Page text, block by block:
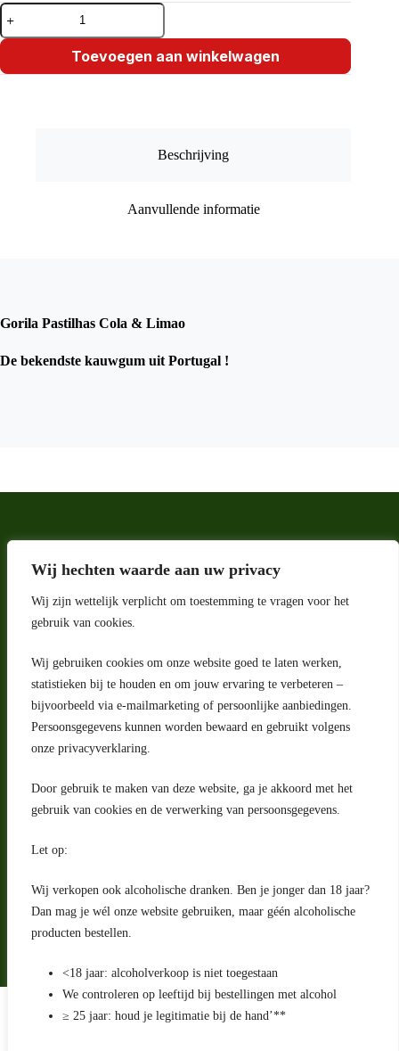
Wij hechten waarde aan uw privacy
Wij zijn wettelijk verplicht om toestemming te vragen voor het
gebruik van cookies.
Wij gebruiken cookies om onze website goed te laten werken,
statistieken bij te houden en om jouw ervaring te verbeteren –
bijvoorbeeld via e-mailmarketing of persoonlijke aanbiedingen.
Persoonsgegevens kunnen worden bewaard en gebruikt volgens
onze privacyverklaring.
Door gebruik te maken van deze website, ga je akkoord met het
gebruik van cookies en de verwerking van persoonsgegevens.
Let op:
Wij verkopen ook alcoholische dranken. Ben je jonger dan 18 jaar?
Dan mag je wél onze website gebruiken, maar géén alcoholische
producten bestellen.
<18 jaar: alcoholverkoop is niet toegestaan
We controleren op leeftijd bij bestellingen met alcohol
≥ 25 jaar: houd je legitimatie bij de hand’**
Gorila
Pastilhas
Cola
Limao
Toevoegen aan winkelwagen
Beschrijving
Aanvullende informatie
Gorila Pastilhas Cola & Limao
De bekendste kauwgum uit Portugal !
Adres
Riga 4 E
2993 LW Barendrecht
Nederland
Contact
klantenservice@portugeseproducten.nl
Facebook
Herroepingsrecht
Bij bezorging van alcoholhoudende dranken voert de bezorger
Algemene voorwaarden